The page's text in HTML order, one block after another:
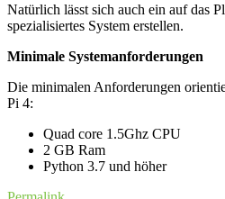
Natürlich lässt sich auch ein auf das
spezialisiertes System erstellen.
Minimale Systemanforderungen
Die minimalen Anforderungen
Pi 4:
Quad core 1.5Ghz CPU
2 GB Ram
Python 3.7 und höher